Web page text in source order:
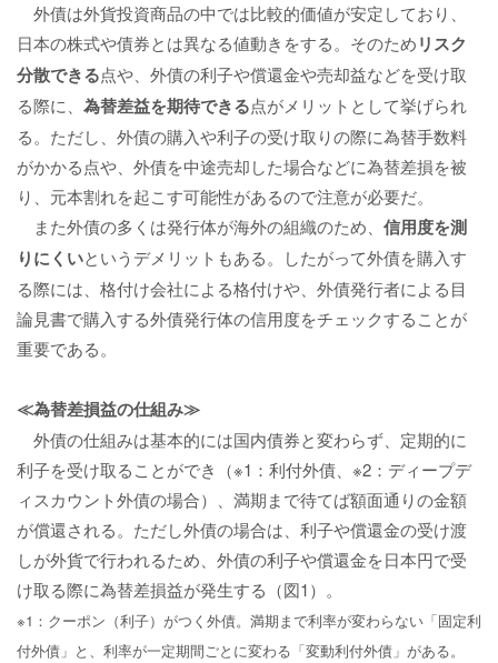
外債は外貨投資商品の中では比較的価値が安定しており、
日本の株式や債券とは異なる値動きをする。そのためリスク
分散できる点や、外債の利子や償還金や売却益などを受け取
る際に、 為替差益を期待できる点がメリットとして挙げられ
る。ただし、外債の購入や利子の受け取りの際に為替手数料
がかかる点や、外債を中途売却した場合などに為替差損を被
り、元本割れを起こす可能性があるので注意が必要だ。
また外債の多くは発行体が海外の組織のため、 信用度を測
りにくいというデメリットもある。したがって外債を購入す
る際には、格付け会社による格付けや、外債発行者による目
論見書で購入する外債発行体の信用度をチェックすることが
重要である。
≪為替差損益の仕組み≫
外債の仕組みは基本的には国内債券と変わらず、定期的に
利子を受け取ることができ（※1：利付外債、※2：ディープデ
ィスカウント外債の場合）、満期まで待てば額面通りの金額
が償還される。ただし外債の場合は、利子や償還金の受け渡
しが外貨で行われるため、外債の利子や償還金を日本円で受
け取る際に為替差損益が発生する（図1）。
※1：クーポン（利子）がつく外債。満期まで利率が変わらない「固定利
付外債」と、利率が一定期間ごとに変わる「変動利付外債」がある。